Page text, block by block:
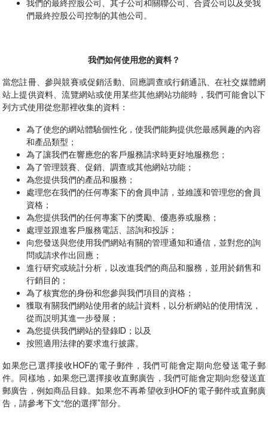
我們的最終控股公司、其子公司和關聯公司、合資公司以及受我
們最終控股公司控制的其他公司。
我們如何使用您的資料？
當您註冊、參與競賽或促銷活動、回應調查或行銷通訊、在社交媒體網
站上提供資料、流覽網站或使用某些其他網站功能時，我們可能會以下
列方式使用從您那裡收集的資料：
為了使您的網站體驗個性化，使我們能夠提供您最感興趣的內容
和產品類型；
為了讓我們在響應您的客戶服務請求時更好地服務您；
為了管理競賽、促銷、調查或其他網站功能；
為您提供我們的產品和服務；
處理您在我們的任何專案下的會員申請，並維護和管理您的會員
資格；
為您提供我們的任何專案下的獎勵、優惠券或服務；
處理並跟進客戶服務電話、諮詢和投訴；
向您發送與您使用我們網站有關的管理通知和通信，並對您的詢
問或請求作出回應；
進行研究或統計分析，以改進我們的商品和服務，並用於銷售和
行銷目的；
為了核實您的身份和您參與我們項目的資格；
獲取有關我們網站使用者的統計資料，以分析網站的使用情況，
從而説明其進一步發展；
為您提供我們網站的登錄ID；以及
按照適用法律的要求進行披露。
如果您已選擇接收HOF的電子郵件，我們可能會定期向您發送電子郵
件。同樣地，如果您已選擇接收直郵廣告，我們可能會定期向您發送直
郵廣告，例如商品目錄。如果您不再希望收到HOF的電子郵件或直郵廣
告，請參考下文“您的選擇”部分。